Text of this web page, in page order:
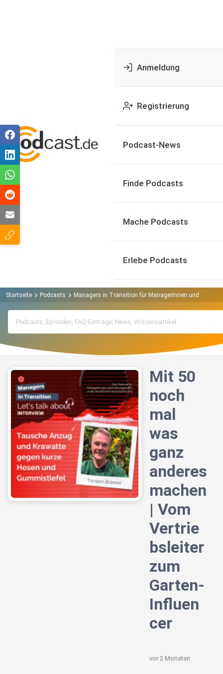
Anmeldung
Registrierung
Podcast-News
Finde Podcasts
Mache Podcasts
Erlebe Podcasts
Startseite Podcasts Managers in Transition für ManagerInnen und
Mit 50
noch
mal
was
ganz
anderes
machen
| Vom
Vertrie
bsleiter
zum
Garten-
Influen
cer
vor 2 Monaten